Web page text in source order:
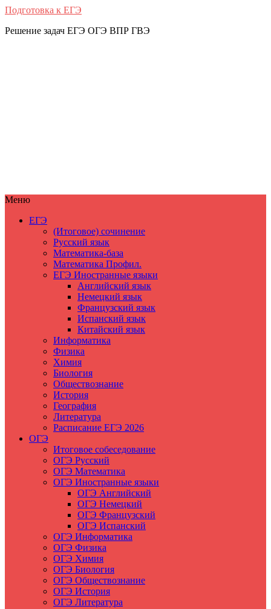
Подготовка к ЕГЭ
Решение задач ЕГЭ ОГЭ ВПР ГВЭ
Меню
ЕГЭ
(Итоговое) сочинение
Русский язык
Математика-база
Математика Профил.
ЕГЭ Иностранные языки
Английский язык
Немецкий язык
Французский язык
Испанский язык
Китайский язык
Информатика
Физика
Химия
Биология
Обществознание
История
География
Литература
Расписание ЕГЭ 2026
ОГЭ
Итоговое собеседование
ОГЭ Русский
ОГЭ Математика
ОГЭ Иностранные языки
ОГЭ Английский
ОГЭ Немецкий
ОГЭ Французский
ОГЭ Испанский
ОГЭ Информатика
ОГЭ Физика
ОГЭ Химия
ОГЭ Биология
ОГЭ Обществознание
ОГЭ История
ОГЭ Литература